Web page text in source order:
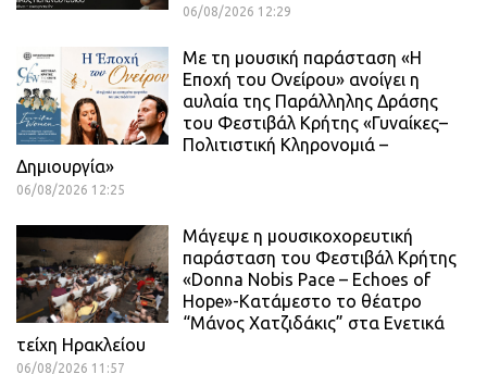
06/08/2026 12:29
Με τη μουσική παράσταση «Η
Εποχή του Ονείρου» ανοίγει η
αυλαία της Παράλληλης Δράσης
του Φεστιβάλ Κρήτης «Γυναίκες–
Πολιτιστική Κληρονομιά –
Δημιουργία»
06/08/2026 12:25
Μάγεψε η μουσικοχορευτική
παράσταση του Φεστιβάλ Κρήτης
«Donna Nobis Pace – Echoes of
Hope»-Κατάμεστο το θέατρο
“Μάνος Χατζιδάκις” στα Ενετικά
τείχη Ηρακλείου
06/08/2026 11:57